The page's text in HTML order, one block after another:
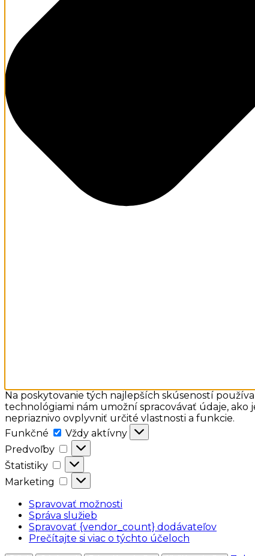
Na poskytovanie tých najlepších skúseností
technológiami nám umožní spracovávať údaje, ako
nepriaznivo ovplyvniť určité vlastnosti a funkcie.
Funkčné
Funkčné
Vždy aktívny
Predvoľby
Predvoľby
Štatistiky
Štatistiky
Marketing
Marketing
Spravovať možnosti
Správa služieb
Spravovať {vendor_count} dodávateľov
Prečítajte si viac o týchto účeloch